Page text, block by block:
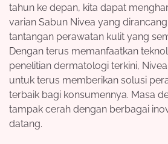
tahun ke depan, kita dapat
varian Sabun Nivea yang
tantangan perawatan kulit yang
Dengan terus memanfaatkan
penelitian dermatologi terkini,
untuk terus memberikan solusi
terbaik bagi konsumennya. Masa
tampak cerah dengan berbagai
datang.